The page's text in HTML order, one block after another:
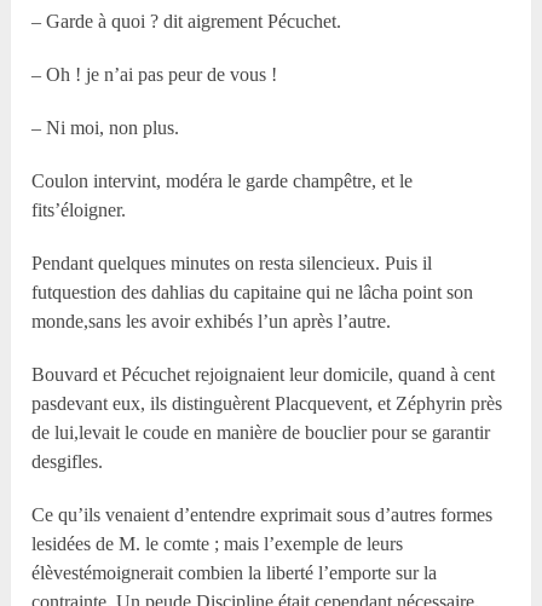
– Garde à quoi ? dit aigrement Pécuchet.
– Oh ! je n’ai pas peur de vous !
– Ni moi, non plus.
Coulon intervint, modéra le garde champêtre, et le
fits’éloigner.
Pendant quelques minutes on resta silencieux. Puis il
futquestion des dahlias du capitaine qui ne lâcha point son
monde,sans les avoir exhibés l’un après l’autre.
Bouvard et Pécuchet rejoignaient leur domicile, quand à cent
pasdevant eux, ils distinguèrent Placquevent, et Zéphyrin près
de lui,levait le coude en manière de bouclier pour se garantir
desgifles.
Ce qu’ils venaient d’entendre exprimait sous d’autres formes
lesidées de M. le comte ; mais l’exemple de leurs
élèvestémoignerait combien la liberté l’emporte sur la